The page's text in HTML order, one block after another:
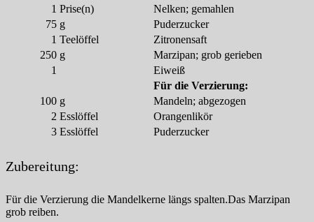
1 Prise(n)
Nelken; gemahlen
75 g
Puderzucker
1 Teelöffel
Zitronensaft
250 g
Marzipan; grob gerieben
1
Eiweiß
Für die Verzierung:
100 g
Mandeln; abgezogen
2 Esslöffel
Orangenlikör
3 Esslöffel Puderzucker
Zubereitung:
Für die Verzierung die Mandelkerne längs spalten.Das Marzipan
grob reiben.